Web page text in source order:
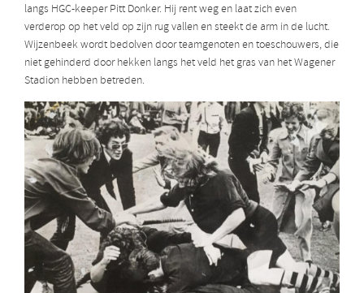
langs HGC-keeper Pitt Donker. Hij rent weg en laat zich even
verderop op het veld op zijn rug vallen en steekt de arm in de lucht.
Wijzenbeek wordt bedolven door teamgenoten en toeschouwers, die
niet gehinderd door hekken langs het veld het gras van het Wagener
Stadion hebben betreden.